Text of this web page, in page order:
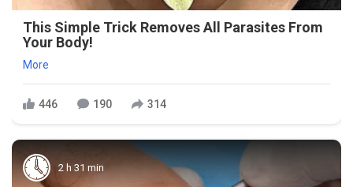
This Simple Trick Removes All Parasites From
Your Body!
More
446 190 314
2 h 31 min